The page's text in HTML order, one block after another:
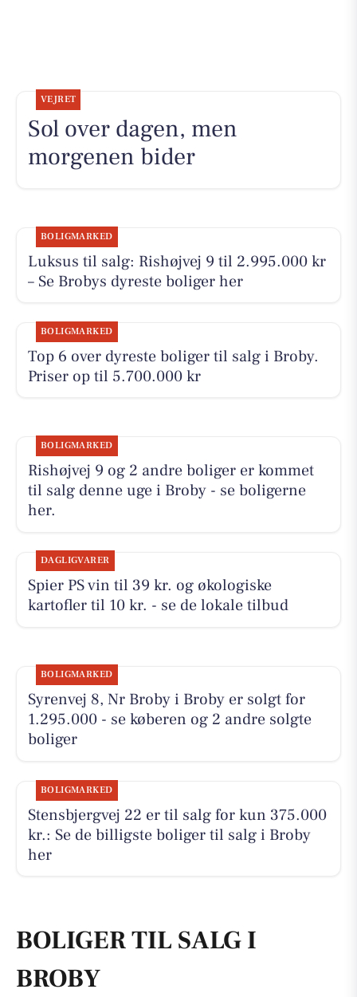
VEJRET
Sol over dagen, men
morgenen bider
BOLIGMARKED
Luksus til salg: Rishøjvej 9 til 2.995.000 kr
– Se Brobys dyreste boliger her
BOLIGMARKED
Top 6 over dyreste boliger til salg i Broby.
Priser op til 5.700.000 kr
BOLIGMARKED
Rishøjvej 9 og 2 andre boliger er kommet
til salg denne uge i Broby - se boligerne
her.
DAGLIGVARER
Spier PS vin til 39 kr. og økologiske
kartofler til 10 kr. - se de lokale tilbud
BOLIGMARKED
Syrenvej 8, Nr Broby i Broby er solgt for
1.295.000 - se køberen og 2 andre solgte
boliger
BOLIGMARKED
Stensbjergvej 22 er til salg for kun 375.000
kr.: Se de billigste boliger til salg i Broby
her
BOLIGER TIL SALG I
BROBY